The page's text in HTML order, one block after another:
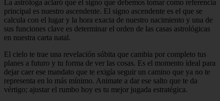
La astróloga aclaró que el signo que debemos tomar como referencia
principal es nuestro ascendente. El signo ascendente es el que se
calcula con el lugar y la hora exacta de nuestro nacimiento y una de
sus funciones clave es determinar el orden de las casas astrológicas
en nuestra carta natal.
El cielo te trae una revelación súbita que cambia por completo tus
planes a futuro y tu forma de ver las cosas. Es el momento ideal para
dejar caer ese mandato que te exigía seguir un camino que ya no te
representa en lo más mínimo. Animate a dar ese salto que te da
vértigo; ajustar el rumbo hoy es tu mejor jugada estratégica.